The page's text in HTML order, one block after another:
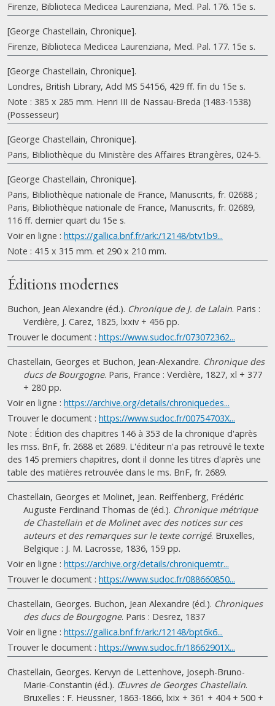
Firenze, Biblioteca Medicea Laurenziana, Med. Pal. 176. 15e s.
[George Chastellain, Chronique].
Firenze, Biblioteca Medicea Laurenziana, Med. Pal. 177. 15e s.
[George Chastellain, Chronique].
Londres, British Library, Add MS 54156, 429 ff. fin du 15e s.
Note : 385 x 285 mm. Henri III de Nassau-Breda (1483-1538)
(Possesseur)
[George Chastellain, Chronique].
Paris, Bibliothèque du Ministère des Affaires Etrangères, 024-5.
[George Chastellain, Chronique].
Paris, Bibliothèque nationale de France, Manuscrits, fr. 02688 ;
Paris, Bibliothèque nationale de France, Manuscrits, fr. 02689,
116 ff. dernier quart du 15e s.
Voir en ligne : https://gallica.bnf.fr/ark:/12148/btv1b9...
Note : 415 x 315 mm. et 290 x 210 mm.
Éditions modernes
Buchon, Jean Alexandre (éd.). Chronique de J. de Lalain. Paris :
Verdière, J. Carez, 1825, lxxiv + 456 pp.
Trouver le document : https://www.sudoc.fr/073072362...
Chastellain, Georges et Buchon, Jean-Alexandre. Chronique des
ducs de Bourgogne. Paris, France : Verdière, 1827, xl + 377
+ 280 pp.
Voir en ligne : https://archive.org/details/chroniquedes...
Trouver le document : https://www.sudoc.fr/00754703X...
Note : Édition des chapitres 146 à 353 de la chronique d'après
les mss. BnF, fr. 2688 et 2689. L'éditeur n'a pas retrouvé le texte
des 145 premiers chapitres, dont il donne les titres d'après une
table des matières retrouvée dans le ms. BnF, fr. 2689.
Chastellain, Georges et Molinet, Jean. Reiffenberg, Frédéric
Auguste Ferdinand Thomas de (éd.). Chronique métrique
de Chastellain et de Molinet avec des notices sur ces
auteurs et des remarques sur le texte corrigé. Bruxelles,
Belgique : J. M. Lacrosse, 1836, 159 pp.
Voir en ligne : https://archive.org/details/chroniquemtr...
Trouver le document : https://www.sudoc.fr/088660850...
Chastellain, Georges. Buchon, Jean Alexandre (éd.). Chroniques
des ducs de Bourgogne. Paris : Desrez, 1837
Voir en ligne : https://gallica.bnf.fr/ark:/12148/bpt6k6...
Trouver le document : https://www.sudoc.fr/18662901X...
Chastellain, Georges. Kervyn de Lettenhove, Joseph-Bruno-
Marie-Constantin (éd.). Œuvres de Georges Chastellain.
Bruxelles : F. Heussner, 1863-1866, lxix + 361 + 404 + 500 +